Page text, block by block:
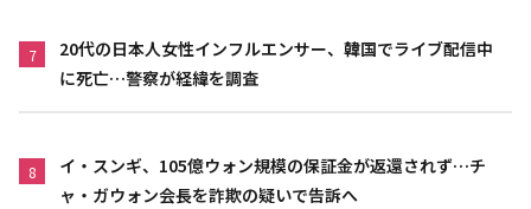
7
20代の日本人女性インフルエンサー、韓国でライブ配信中
に死亡…警察が経緯を調査
8
イ・スンギ、105億ウォン規模の保証金が返還されず…チ
ャ・ガウォン会長を詐欺の疑いで告訴へ